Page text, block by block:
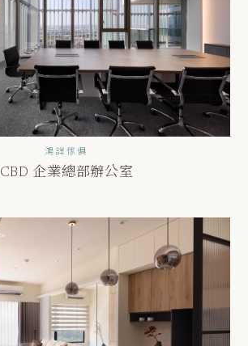
鴻詳傢俱
CBD 企業總部辦公室